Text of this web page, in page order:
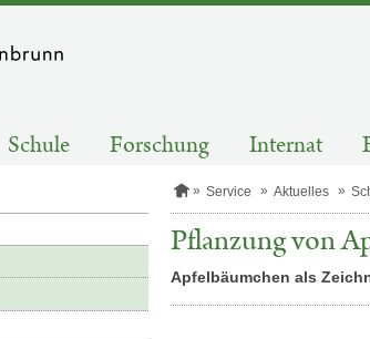
Schule Forschung Internat
S
r
s
Service Aktuelles
Pflanzung von
Apfelbäumchen als